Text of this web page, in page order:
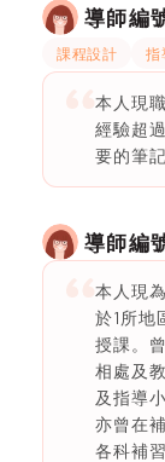
導師編
課程設計 指
本人現
經驗超
要的筆
導師編
本人現
於1所地
授課。
相處及
及指導
亦曾在
各科補